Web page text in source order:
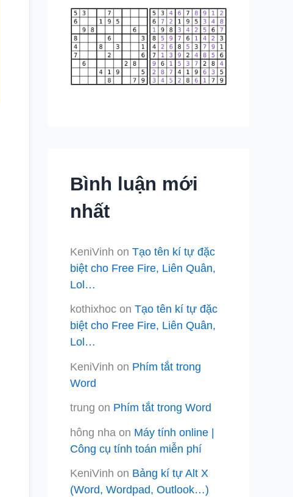
Bình luận mới
nhất
KeniVinh on Tạo tên kí tự đặc
biệt cho Free Fire, Liên Quân,
Lol…
kothixhoc on Tạo tên kí tự đặc
biệt cho Free Fire, Liên Quân,
Lol…
KeniVinh on Phím tắt trong
Word
trung on Phím tắt trong Word
hông nha on Máy tính online |
Công cụ tính toán miễn phí
KeniVinh on Bảng kí tự Alt X
(Word, Wordpad, Outlook…)